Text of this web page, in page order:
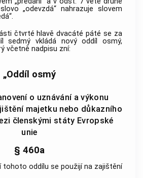
„odevzdá“ nahrazuje slovem
čtvrté hlavě dvacáté páté se za
sedmý vkládá nový oddíl osmý,
včetně nadpisu zní:
„Oddíl osmý
o uznávání a výkonu
majetku nebo důkazního
členskými státy Evropské
unie
§ 460a
tohoto oddílu se použijí na zajištění